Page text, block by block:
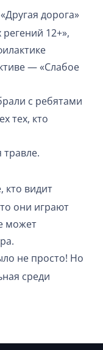
дорога»
12+»,
— «Слабое
с ребятами
тех, кто
травле.
кто видит
они играют
может
не просто! Но
среди